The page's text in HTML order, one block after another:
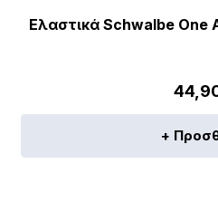
Ελαστικά Schwalbe One
+